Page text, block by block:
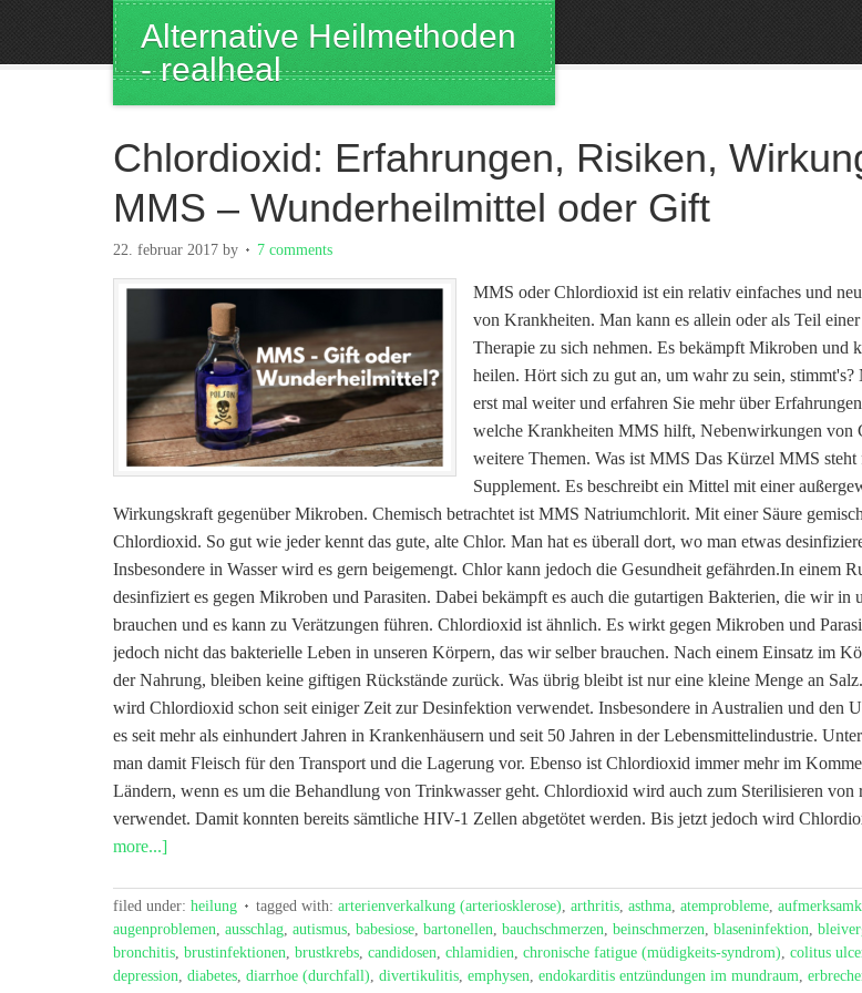
Alternative Heilmethoden
- realheal
Chlordioxid: Erfahrungen, Risiken,
MMS – Wunderheilmittel oder Gift
22. februar 2017 by 7 comments
MMS oder Chlordioxid ist ein relativ einfaches und
von Krankheiten. Man kann es allein oder als Teil
Therapie zu sich nehmen. Es bekämpft Mikroben und
heilen. Hört sich zu gut an, um wahr zu sein, stimmt's?
erst mal weiter und erfahren Sie mehr über
welche Krankheiten MMS hilft, Nebenwirkungen von
weitere Themen. Was ist MMS Das Kürzel MMS
Supplement. Es beschreibt ein Mittel mit einer
Wirkungskraft gegenüber Mikroben. Chemisch betrachtet ist MMS Natriumchlorit. Mit einer Säure
Chlordioxid. So gut wie jeder kennt das gute, alte Chlor. Man hat es überall dort, wo man etwas
Insbesondere in Wasser wird es gern beigemengt. Chlor kann jedoch die Gesundheit gefährden.In einem
desinfiziert es gegen Mikroben und Parasiten. Dabei bekämpft es auch die gutartigen Bakterien, die wir in
brauchen und es kann zu Verätzungen führen. Chlordioxid ist ähnlich. Es wirkt gegen Mikroben und
jedoch nicht das bakterielle Leben in unseren Körpern, das wir selber brauchen. Nach einem Einsatz im
der Nahrung, bleiben keine giftigen Rückstände zurück. Was übrig bleibt ist nur eine kleine Menge an
wird Chlordioxid schon seit einiger Zeit zur Desinfektion verwendet. Insbesondere in Australien und den
es seit mehr als einhundert Jahren in Krankenhäusern und seit 50 Jahren in der Lebensmittelindustrie.
man damit Fleisch für den Transport und die Lagerung vor. Ebenso ist Chlordioxid immer mehr im
Ländern, wenn es um die Behandlung von Trinkwasser geht. Chlordioxid wird auch zum Sterilisieren von
verwendet. Damit konnten bereits sämtliche HIV-1 Zellen abgetötet werden. Bis jetzt jedoch wird
more...]
filed under: heilung tagged with: arterienverkalkung (arteriosklerose), arthritis, asthma, atemprobleme,
augenproblemen, ausschlag, autismus, babesiose, bartonellen, bauchschmerzen, beinschmerzen, blaseninfektion,
bronchitis, brustinfektionen, brustkrebs, candidosen, chlamidien, chronische fatigue (müdigkeits-syndrom), colitus
depression, diabetes, diarrhoe (durchfall), divertikulitis, emphysen, endokarditis entzündungen im mundraum,